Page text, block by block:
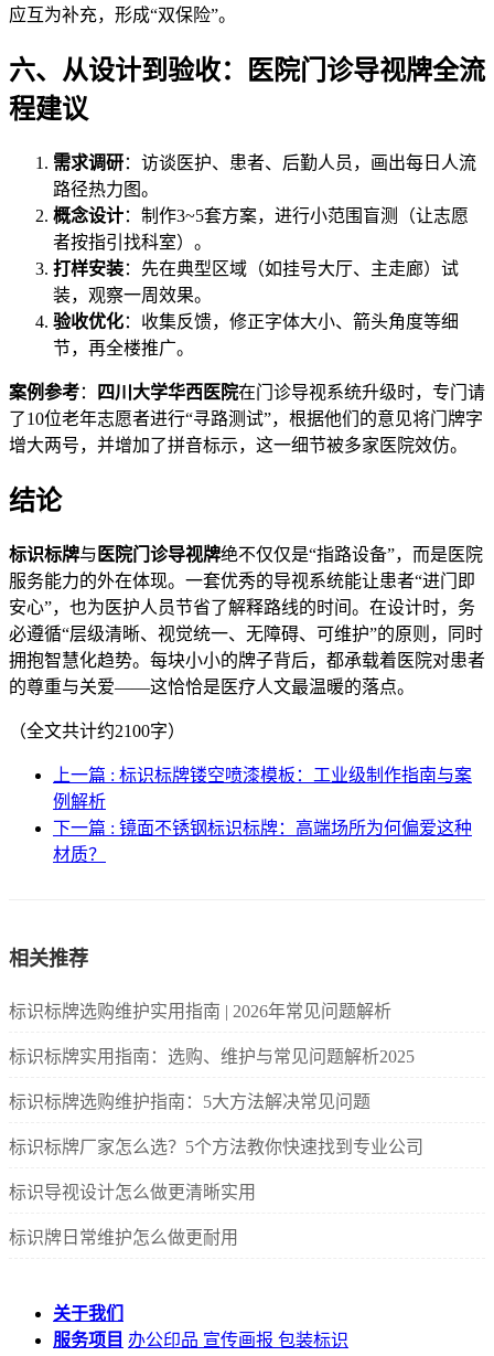
应互为补充，形成“双保险”。
六、从设计到验收：医院门诊导视牌全流
程建议
需求调研：访谈医护、患者、后勤人员，画出每日人流
路径热力图。
概念设计：制作3~5套方案，进行小范围盲测（让志愿
者按指引找科室）。
打样安装：先在典型区域（如挂号大厅、主走廊）试
装，观察一周效果。
验收优化：收集反馈，修正字体大小、箭头角度等细
节，再全楼推广。
案例参考： 四川大学华西医院在门诊导视系统升级时，专门请
了10位老年志愿者进行“寻路测试”，根据他们的意见将门牌字
增大两号，并增加了拼音标示，这一细节被多家医院效仿。
结论
标识标牌与 医院门诊导视牌绝不仅仅是“指路设备”，而是医院
服务能力的外在体现。一套优秀的导视系统能让患者“进门即
安心”，也为医护人员节省了解释路线的时间。在设计时，务
必遵循“层级清晰、视觉统一、无障碍、可维护”的原则，同时
拥抱智慧化趋势。每块小小的牌子背后，都承载着医院对患者
的尊重与关爱——这恰恰是医疗人文最温暖的落点。
（全文共计约2100字）
上一篇 : 标识标牌镂空喷漆模板：工业级制作指南与案
例解析
下一篇 : 镜面不锈钢标识标牌：高端场所为何偏爱这种
材质？
相关推荐
标识标牌选购维护实用指南 | 2026年常见问题解析
标识标牌实用指南：选购、维护与常见问题解析2025
标识标牌选购维护指南：5大方法解决常见问题
标识标牌厂家怎么选？5个方法教你快速找到专业公司
标识导视设计怎么做更清晰实用
标识牌日常维护怎么做更耐用
关于我们
服务项目 办公印品 宣传画报 包装标识